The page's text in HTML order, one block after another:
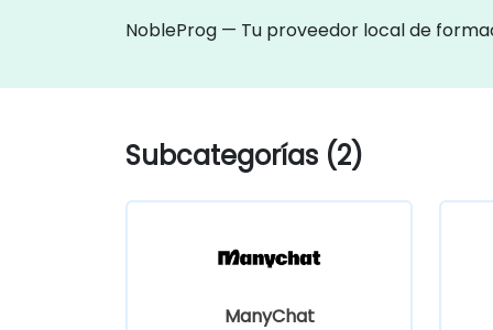
NobleProg — Tu proveedor local de
Subcategorías (2)
ManyChat